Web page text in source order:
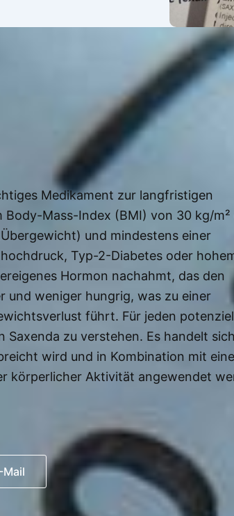
Medikament zur langfristigen
Body-Mass-Index (BMI) von 30 kg/
und mindestens einer
Typ-2-Diabetes oder
Hormon nachahmt, das den
und weniger hungrig, was zu einer
führt. Für jeden
zu verstehen. Es handelt
wird und in Kombination mit
körperlicher Aktivität angewendet
Mail